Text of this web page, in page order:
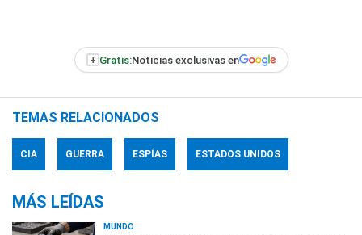
+ Gratis:Noticias exclusivas en
TEMAS RELACIONADOS
CIA GUERRA ESPÍAS ESTADOS UNIDOS
MÁS LEÍDAS
MUNDO